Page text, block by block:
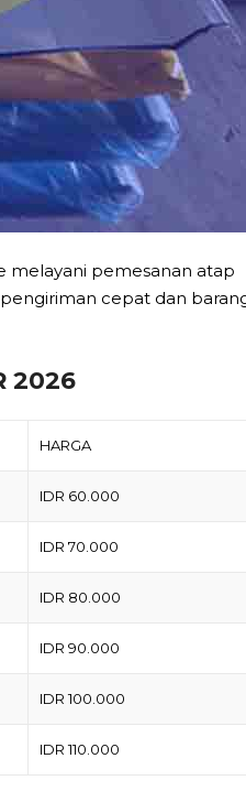
melayani pemesanan atap
cepat dan
2026
HARGA
IDR 60.000
IDR 70.000
IDR 80.000
IDR 90.000
IDR 100.000
IDR 110.000